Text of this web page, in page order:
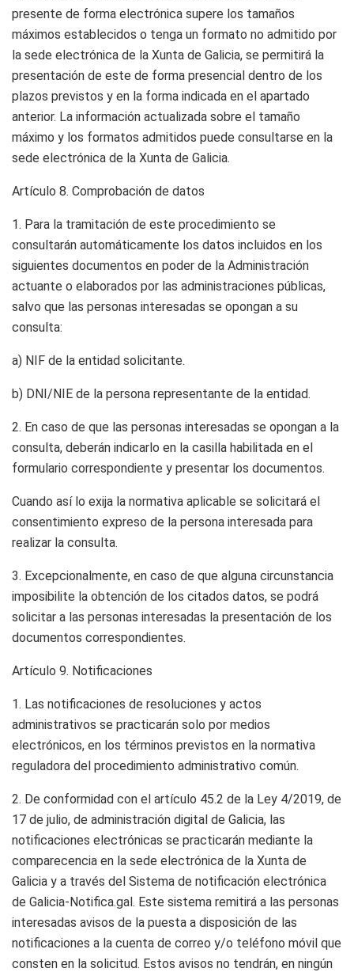
presente de forma electrónica supere los tamaños
máximos establecidos o tenga un formato no admitido por
la sede electrónica de la Xunta de Galicia, se permitirá la
presentación de este de forma presencial dentro de los
plazos previstos y en la forma indicada en el apartado
anterior. La información actualizada sobre el tamaño
máximo y los formatos admitidos puede consultarse en la
sede electrónica de la Xunta de Galicia.
Artículo 8. Comprobación de datos
1. Para la tramitación de este procedimiento se
consultarán automáticamente los datos incluidos en los
siguientes documentos en poder de la Administración
actuante o elaborados por las administraciones públicas,
salvo que las personas interesadas se opongan a su
consulta:
a) NIF de la entidad solicitante.
b) DNI/NIE de la persona representante de la entidad.
2. En caso de que las personas interesadas se opongan a la
consulta, deberán indicarlo en la casilla habilitada en el
formulario correspondiente y presentar los documentos.
Cuando así lo exija la normativa aplicable se solicitará el
consentimiento expreso de la persona interesada para
realizar la consulta.
3. Excepcionalmente, en caso de que alguna circunstancia
imposibilite la obtención de los citados datos, se podrá
solicitar a las personas interesadas la presentación de los
documentos correspondientes.
Artículo 9. Notificaciones
1. Las notificaciones de resoluciones y actos
administrativos se practicarán solo por medios
electrónicos, en los términos previstos en la normativa
reguladora del procedimiento administrativo común.
2. De conformidad con el artículo 45.2 de la Ley 4/2019, de
17 de julio, de administración digital de Galicia, las
notificaciones electrónicas se practicarán mediante la
comparecencia en la sede electrónica de la Xunta de
Galicia y a través del Sistema de notificación electrónica
de Galicia-Notifica.gal. Este sistema remitirá a las personas
interesadas avisos de la puesta a disposición de las
notificaciones a la cuenta de correo y/o teléfono móvil que
consten en la solicitud. Estos avisos no tendrán, en ningún